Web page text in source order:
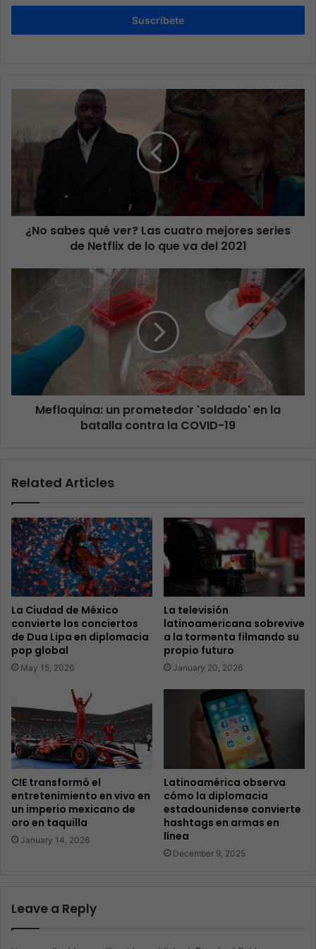
Suscríbete
¿No sabes qué ver? Las cuatro mejores series
de Netflix de lo que va del 2021
Mefloquina: un prometedor 'soldado' en la
batalla contra la COVID-19
Related Articles
La Ciudad de México
convierte los conciertos
de Dua Lipa en diplomacia
pop global
May 15, 2026
La televisión
latinoamericana sobrevive
a la tormenta filmando su
propio futuro
January 20, 2026
CIE transformó el
entretenimiento en vivo en
un imperio mexicano de
oro en taquilla
January 14, 2026
Latinoamérica observa
cómo la diplomacia
estadounidense convierte
hashtags en armas en
línea
December 9, 2025
Leave a Reply